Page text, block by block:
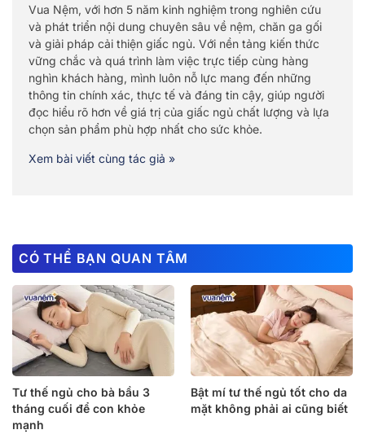
Vua Nệm, với hơn 5 năm kinh nghiệm trong nghiên cứu
và phát triển nội dung chuyên sâu về nệm, chăn ga gối
và giải pháp cải thiện giấc ngủ. Với nền tảng kiến thức
vững chắc và quá trình làm việc trực tiếp cùng hàng
nghìn khách hàng, mình luôn nỗ lực mang đến những
thông tin chính xác, thực tế và đáng tin cậy, giúp người
đọc hiểu rõ hơn về giá trị của giấc ngủ chất lượng và lựa
chọn sản phẩm phù hợp nhất cho sức khỏe.
Xem bài viết cùng tác giả »
CÓ THỂ BẠN QUAN TÂM
Tư thế ngủ cho bà bầu 3
tháng cuối để con khỏe
mạnh
Bật mí tư thế ngủ tốt cho da
mặt không phải ai cũng biết